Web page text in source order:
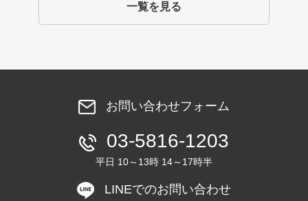
一覧を見る
お問い合わせフォーム
03-5816-1203
平日 10～13時 14～17時半
LINEでのお問い合わせ